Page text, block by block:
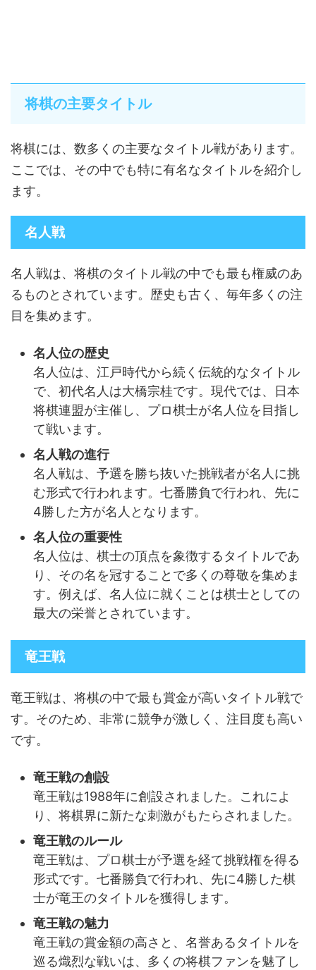
将棋の主要タイトル
将棋には、数多くの主要なタイトル戦があります。
ここでは、その中でも特に有名なタイトルを紹介し
ます。
名人戦
名人戦は、将棋のタイトル戦の中でも最も権威のあ
るものとされています。歴史も古く、毎年多くの注
目を集めます。
名人位の歴史
名人位は、江戸時代から続く伝統的なタイトル
で、初代名人は大橋宗桂です。現代では、日本
将棋連盟が主催し、プロ棋士が名人位を目指し
て戦います。
名人戦の進行
名人戦は、予選を勝ち抜いた挑戦者が名人に挑
む形式で行われます。七番勝負で行われ、先に
4勝した方が名人となります。
名人位の重要性
名人位は、棋士の頂点を象徴するタイトルであ
り、その名を冠することで多くの尊敬を集めま
す。例えば、名人位に就くことは棋士としての
最大の栄誉とされています。
竜王戦
竜王戦は、将棋の中で最も賞金が高いタイトル戦で
す。そのため、非常に競争が激しく、注目度も高い
です。
竜王戦の創設
竜王戦は1988年に創設されました。これによ
り、将棋界に新たな刺激がもたらされました。
竜王戦のルール
竜王戦は、プロ棋士が予選を経て挑戦権を得る
形式です。七番勝負で行われ、先に4勝した棋
士が竜王のタイトルを獲得します。
竜王戦の魅力
竜王戦の賞金額の高さと、名誉あるタイトルを
巡る熾烈な戦いは、多くの将棋ファンを魅了し